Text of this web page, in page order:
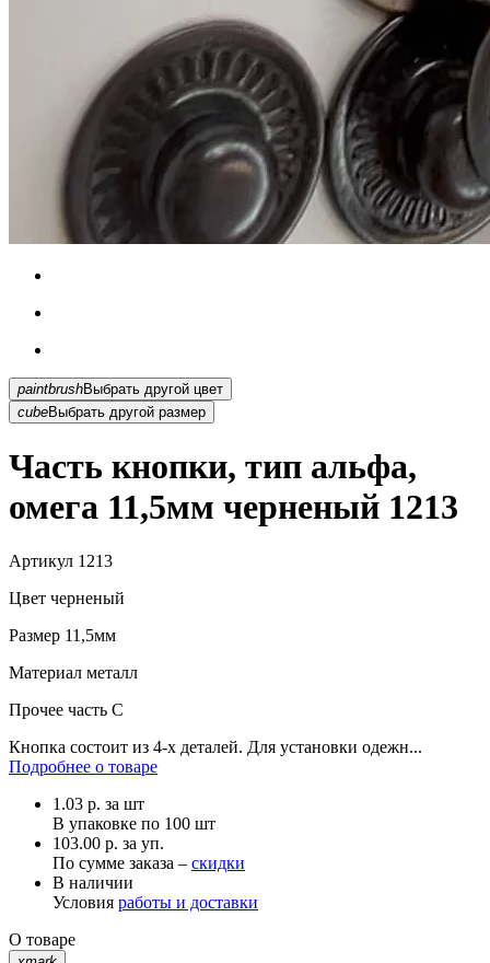
paintbrush
Выбрать другой цвет
cubeВыбрать другой размер
Часть кнопки, тип альфа,
омега 11,5мм черненый 1213
Артикул 1213
Цвет черненый
Размер 11,5мм
Материал металл
Прочее часть С
Кнопка состоит из 4-х деталей. Для установки одежн...
Подробнее о товаре
1.03 р. за шт
В упаковке по 100 шт
103.00 р. за уп.
По сумме заказа – скидки
В наличии
Условия работы и доставки
О товаре